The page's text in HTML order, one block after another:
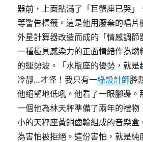
器前，上面貼滿了「巨蟹座已哭」
等警告標籤。這是他用廢棄的唱片
外星計算器改造而成的「情感調節
一種極具感染力的正面情緒作為燃
的運勢波。「水瓶座的優勢，就是
冷靜…才怪！我只有一綠設計師腔
他絕望地低吼。他看了一眼腳邊。
一個他為林天秤準備了兩年的禮物
小的天秤座黃銅齒輪組成的音樂盒
為害怕被拒絕。這份害怕，就是純